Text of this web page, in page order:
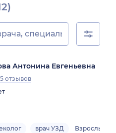
Антонина Евгеньевна
5 отзывов
врач УЗД Взрослый